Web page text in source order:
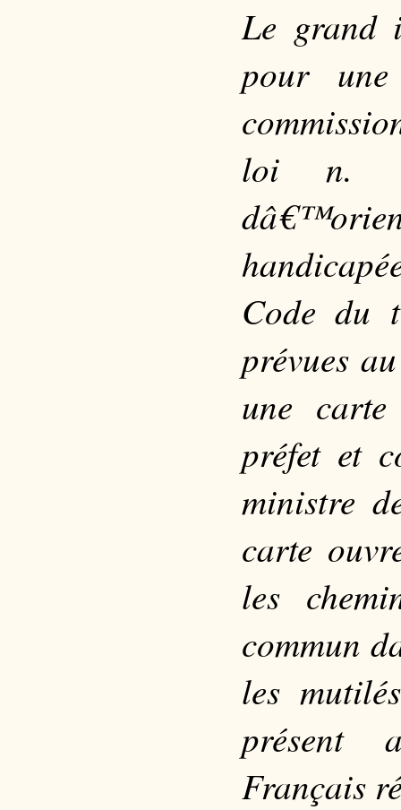
Le grand
pour
loi n.
Code du
prévues
une
préfet et
ministre
carte
les
commun
les
présent
Français